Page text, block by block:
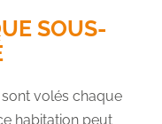
SOUS-
volés chaque
habitation peut